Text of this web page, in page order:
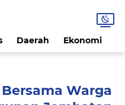
Daerah Ekonomi
Warga